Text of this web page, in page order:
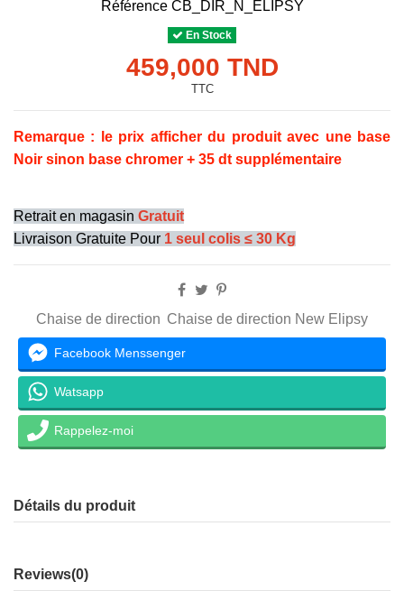
Référence CB_DIR_N_ELIPSY
En Stock
459,000 TND
TTC
Remarque : le prix afficher du produit avec une base
Noir sinon base chromer + 35 dt supplémentaire
Retrait en magasin Gratuit
Livraison Gratuite Pour 1 seul colis ≤ 30 Kg
Chaise de direction Chaise de direction New Elipsy
Facebook Menssenger
Watsapp
Rappelez-moi
Détails du produit
Reviews(0)